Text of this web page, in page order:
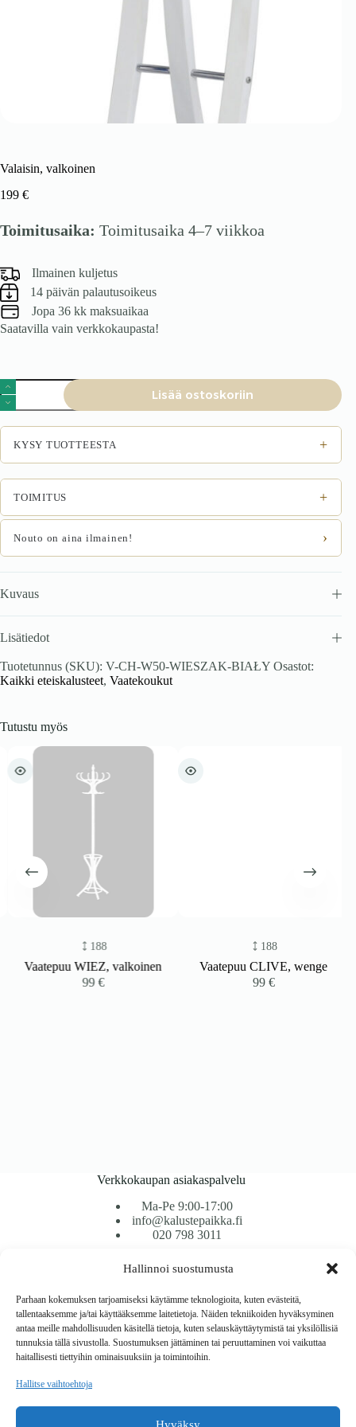
Hallinnoi suostumusta
Parhaan kokemuksen tarjoamiseksi käytämme teknologioita, kuten evästeitä,
tallentaaksemme ja/tai käyttääksemme laitetietoja. Näiden tekniikoiden hyväksyminen
antaa meille mahdollisuuden käsitellä tietoja, kuten selauskäyttäytymistä tai yksilöllisiä
tunnuksia tällä sivustolla. Suostumuksen jättäminen tai peruuttaminen voi vaikuttaa
haitallisesti tiettyihin ominaisuuksiin ja toimintoihin.
Hallitse vaihtoehtoja
Hyväksy
Valaisin, valkoinen
199 €
Toimitusaika: Toimitusaika 4–7 viikkoa
Ilmainen kuljetus
14 päivän palautusoikeus
Jopa 36 kk maksuaikaa
Saatavilla vain verkkokaupasta!
Valaisin,
valkoinen
määrä
Lisää ostoskoriin
KYSY TUOTTEESTA +
TOIMITUS +
Nouto on aina ilmainen! ›
Kuvaus
Lisätiedot
Tuotetunnus (SKU): V-CH-W50-WIESZAK-BIAŁY Osastot:
Kaikki eteiskalusteet, Vaatekoukut
Tutustu myös
188
Vaatepuu WIEZ, valkoinen
99€
188
Vaatepuu CLIVE, wenge
99€
Verkkokaupan asiakaspalvelu
Ma-Pe 9:00-17:00
info@kalustepaikka.fi
020 798 3011
Tavarantoimitus / Maksutavat
Toimitustavat
Maksutavat
Vaihto ja palautus
Reklamaatiot